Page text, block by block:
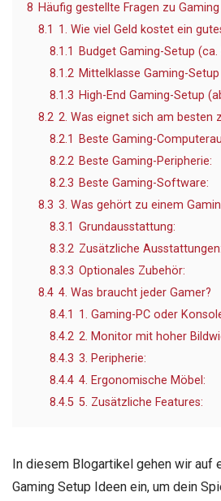
8 Häufig gestellte Fragen zu
8.1 1. Wie viel Geld kostet ein
8.1.1
Budget Gaming-Setup (ca.
8.1.2 Mittelklasse Gaming-
8.1.3 High-End Gaming-Setup
8.2 2. Was eignet sich am besten
8.2.1
Beste Gaming-
8.2.2 Beste Gaming-Peripherie:
8.2.3 Beste Gaming-Software:
8.3 3. Was gehört zu einem
8.3.1 Grundausstattung:
8.3.2 Zusätzliche Ausstattungen:
8.3.3 Optionales Zubehör:
8.4 4. Was braucht jeder Gamer?
8.4.1 1. Gaming-PC oder
8.4.2 2. Monitor mit hoher
8.4.3 3. Peripherie:
8.4.4 4. Ergonomische Möbel:
8.4.5 5. Zusätzliche Features:
In diesem Blogartikel gehen wir auf
Gaming Setup Ideen ein, um dein